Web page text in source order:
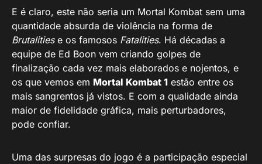
E é claro, este não seria um Mortal Kombat sem uma
quantidade absurda de violência na forma de
Brutalities e os famosos Fatalities. Há décadas a
equipe de Ed Boon vem criando golpes de
finalização cada vez mais elaborados e nojentos, e
os que vemos em Mortal Kombat 1 estão entre os
mais sangrentos já vistos. E com a qualidade ainda
maior de fidelidade gráfica, mais perturbadores,
pode confiar.
Uma das surpresas do jogo é a participação especial